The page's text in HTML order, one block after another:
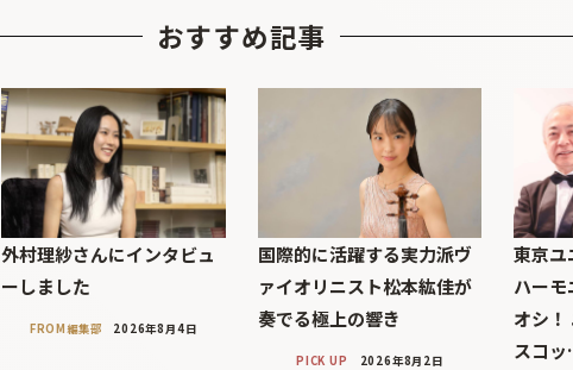
おすすめ記事
外村理紗さんにインタビュ
ーしました
FROM編集部 2026年8月4日
国際的に活躍する実力派ヴ
ァイオリニスト松本紘佳が
奏でる極上の響き
PICK UP 2026年8月2日
東京ユ
ハー
オシ！
スコ